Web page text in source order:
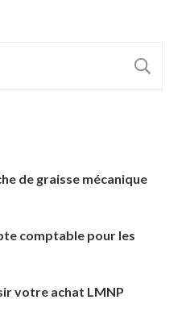
de graisse mécanique
comptable pour les
votre achat LMNP